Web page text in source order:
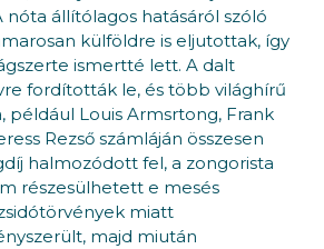
nóta állítólagos hatásáról szóló
külföldre is eljutottak, így
ismertté lett. A dalt
fordították le, és több világhírű
például Louis Armsrtong, Frank
Rezső számláján összesen
halmozódott fel, a zongorista
részesülhetett e mesés
miatt
majd miután